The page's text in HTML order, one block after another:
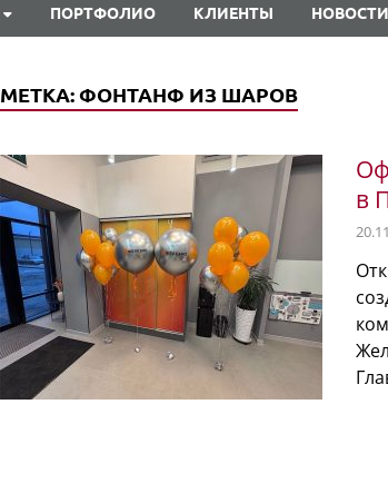
ПОРТФОЛИО КЛИЕНТЫ
МЕТКА:ФОНТАНФ ИЗ ШАРОВ
в